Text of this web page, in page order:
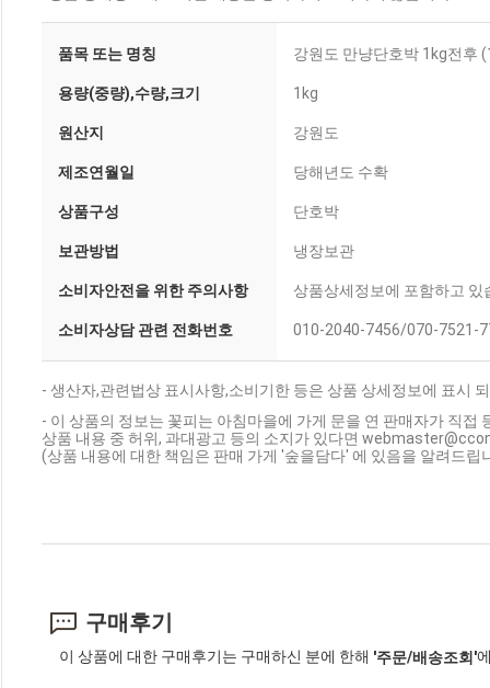
품목 또는 명칭 강원도 만냥단호박 1kg전후
용량(중량),수량,크기 1kg
원산지 강원도
제조연월일 당해년도 수확
상품구성 단호박
보관방법 냉장보관
소비자안전을 위한 주의사항 상품상세정보에 포함하고 있
소비자상담 관련 전화번호 010-2040-7456/070-7521-
- 생산자,관련법상 표시사항,소비기한 등은 상품 상세정보에 표시
- 이 상품의 정보는 꽃피는 아침마을에 가게 문을 연 판매자가 직접
상품 내용 중 허위, 과대광고 등의 소지가 있다면
(상품 내용에 대한 책임은 판매 가게 '숲을담다' 에 있음을 알려드립
구매후기
이 상품에 대한 구매후기는 구매하신 분에 한해 '주문/배송조회'